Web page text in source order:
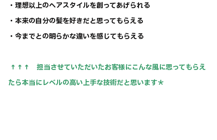
・理想以上のヘアスタイルを創ってあげられる
・本来の自分の髪を好きだと思ってもらえる
・今までとの明らかな違いを感じてもらえる
↑↑↑ 担当させていただいたお客様にこんな風に思ってもらえ
たら本当にレベルの高い上手な技術だと思います＊